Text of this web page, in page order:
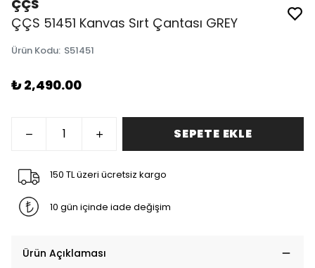
ÇÇS
ÇÇS 51451 Kanvas Sırt Çantası GREY
Ürün Kodu: S51451
₺ 2,490.00
SEPETE EKLE
150 TL üzeri ücretsiz kargo
10 gün içinde iade değişim
Ürün Açıklaması